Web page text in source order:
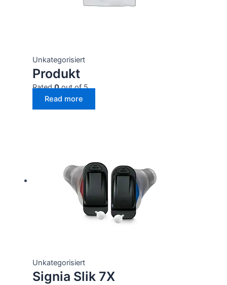
Unkategorisiert
Produkt
Rated0out of 5
Read more
Unkategorisiert
Signia Slik 7X